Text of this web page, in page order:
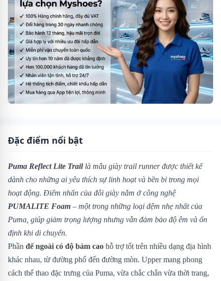
Đặc điểm nổi bật
Puma Reflect Lite Traillà mẫu giày trail runner được thiết kế
dành cho những ai yêu thích sự linh hoạt và bền bỉ trong mọi
hoạt động. Điểm nhấn của đôi giày nằm ở công nghệ
PUMALITE Foam – một trong những loại đệm nhẹ nhất của
Puma, giúp giảm trọng lượng nhưng vẫn đảm bảo độ êm và ổn
định khi di chuyển.
Phần đế ngoài có độ bám cao hỗ trợ tốt trên nhiều dạng địa hình
khác nhau, từ đường phố đến đường mòn. Upper mang phong
cách thể thao đặc trưng của Puma, vừa chắc chắn vừa thời trang,